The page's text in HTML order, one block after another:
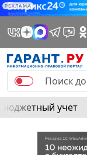
РЕКЛАМА
Бюджетный учет